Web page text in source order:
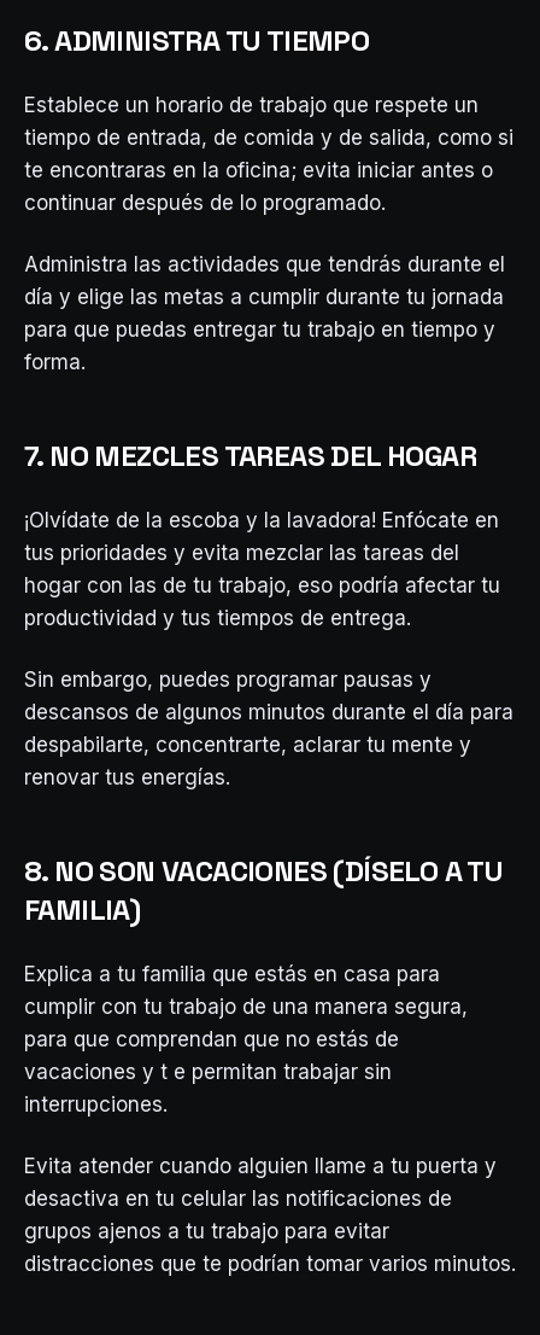
6. ADMINISTRA TU TIEMPO
Establece un horario de trabajo que respete un
tiempo de entrada, de comida y de salida, como si
te encontraras en la oficina; evita iniciar antes o
continuar después de lo programado.
Administra las actividades que tendrás durante el
día y elige las metas a cumplir durante tu jornada
para que puedas entregar tu trabajo en tiempo y
forma.
7. NO MEZCLES TAREAS DEL HOGAR
¡Olvídate de la escoba y la lavadora! Enfócate en
tus prioridades y evita mezclar las tareas del
hogar con las de tu trabajo, eso podría afectar tu
productividad y tus tiempos de entrega.
Sin embargo, puedes programar pausas y
descansos de algunos minutos durante el día para
despabilarte, concentrarte, aclarar tu mente y
renovar tus energías.
8. NO SON VACACIONES (DÍSELO A TU
FAMILIA)
Explica a tu familia que estás en casa para
cumplir con tu trabajo de una manera segura,
para que comprendan que no estás de
vacaciones y t e permitan trabajar sin
interrupciones.
Evita atender cuando alguien llame a tu puerta y
desactiva en tu celular las notificaciones de
grupos ajenos a tu trabajo para evitar
distracciones que te podrían tomar varios minutos.